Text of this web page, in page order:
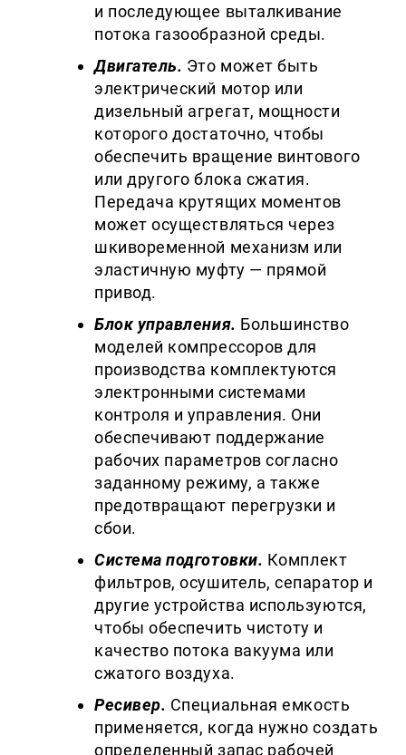
и последующее выталкивание
потока газообразной среды.
Двигатель. Это может быть
электрический мотор или
дизельный агрегат, мощности
которого достаточно, чтобы
обеспечить вращение винтового
или другого блока сжатия.
Передача крутящих моментов
может осуществляться через
шкивоременной механизм или
эластичную муфту — прямой
привод.
Блок управления. Большинство
моделей компрессоров для
производства комплектуются
электронными системами
контроля и управления. Они
обеспечивают поддержание
рабочих параметров согласно
заданному режиму, а также
предотвращают перегрузки и
сбои.
Система подготовки. Комплект
фильтров, осушитель, сепаратор и
другие устройства используются,
чтобы обеспечить чистоту и
качество потока вакуума или
сжатого воздуха.
Ресивер. Специальная емкость
применяется, когда нужно создать
определенный запас рабочей